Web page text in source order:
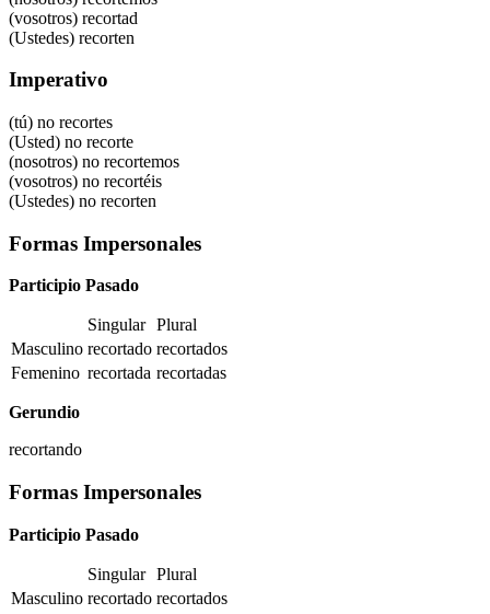
(vosotros) recortad
(Ustedes) recorten
Imperativo
(tú) no recortes
(Usted) no recorte
(nosotros) no recortemos
(vosotros) no recortéis
(Ustedes) no recorten
Formas Impersonales
Participio Pasado
Singular Plural
Masculino recortado recortados
Femenino recortada recortadas
Gerundio
recortando
Formas Impersonales
Participio Pasado
Singular Plural
Masculino recortado recortados